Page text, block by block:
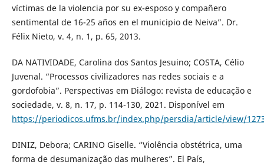
víctimas de la violencia por su ex-esposo y compañero
sentimental de 16-25 años en el municipio de Neiva”. Dr.
Félix Nieto, v. 4, n. 1, p. 65, 2013.
DA NATIVIDADE, Carolina dos Santos Jesuino; COSTA, Célio
Juvenal. “Processos civilizadores nas redes sociais e a
gordofobia”. Perspectivas em Diálogo: revista de educação e
sociedade, v. 8, n. 17, p. 114-130, 2021. Disponível em
https://periodicos.ufms.br/index.php/persdia/article/view/
DINIZ, Debora; CARINO Giselle. “Violência obstétrica, uma
forma de desumanização das mulheres”. El País,